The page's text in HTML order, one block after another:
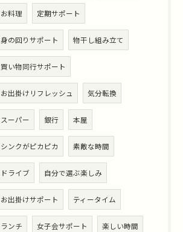
お料理 定期サポート
身の回りサポート 物干し組み立て
買い物同行サポート
お出掛けリフレッシュ 気分転換
スーパー 銀行 本屋
シンクがピカピカ 素敵な時間
ドライブ 自分で選ぶ楽しみ
お出掛けサポート ティータイム
ランチ 女子会サポート 楽しい時間